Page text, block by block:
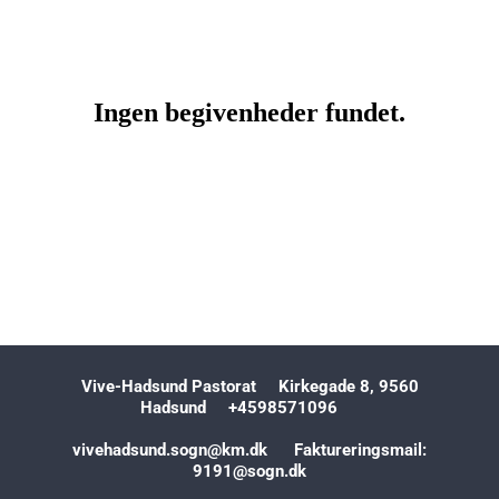
Vive-Hadsund Pastorat Kirkegade 8, 9560
Hadsund +4598571096
vivehadsund.sogn@km.dk Faktureringsmail:
9191@sogn.dk